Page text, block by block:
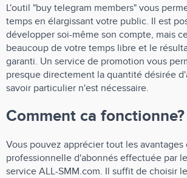
L'outil "buy telegram members" vous
temps en élargissant votre public. Il est
développer soi-même son compte, mais
beaucoup de votre temps libre et le
garanti. Un service de promotion vous
presque directement la quantité désirée
savoir particulier n'est nécessaire.
Comment ca fonctionne?
Vous pouvez apprécier tout les
professionnelle d'abonnés effectuée par
service ALL-SMM.com. Il suffit de choisir